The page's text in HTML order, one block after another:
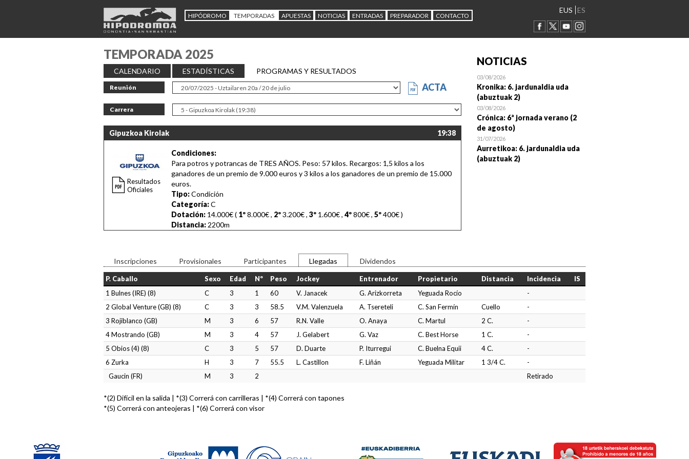
HIPÓDROMO TEMPORADAS APUESTAS NOTICIAS ENTRADAS PREPARADOR CONTACTO
EUS ES
TEMPORADA 2025
CALENDARIO ESTADÍSTICAS PROGRAMAS Y RESULTADOS
Reunión ACTA
Carrera
Gipuzkoa Kirolak 19:38
Resultados
Oficiales
Condiciones:
Para potros y potrancas de TRES AÑOS. Peso: 57 kilos. Recargos: 1,5 kilos a los
ganadores de un premio de 9.000 euros y 3 kilos a los ganadores de un premio de 15.000
euros.
Tipo:Condición
Categoría:C
Dotación: 14.000€ ( 1º8.000€, 2º3.200€, 3º1.600€, 4º800€, 5º400€)
Distancia: 2200m
NOTICIAS
03/08/2026
Kronika: 6. jardunaldia uda
(abuztuak 2)
03/08/2026
Crónica: 6ª jornada verano (2
de agosto)
31/07/2026
Aurretikoa: 6. jardunaldia uda
(abuztuak 2)
Inscripciones Provisionales Participantes Llegadas Dividendos
P. Caballo Sexo Edad Nº Peso Jockey Entrenador Propietario Distancia Incidencia
IS
1 Bulnes (IRE) (8)
C 3 1 60 V. Janacek G. Arizkorreta Yeguada Rocío
-
2 Global Venture (GB) (8)
C 3 3 58.5 V.M. Valenzuela A. Tsereteli C. San Fermín Cuello
-
3 Rojiblanco (GB)
M 3 6 57 R.N. Valle O. Anaya C. Martul 2 C.
-
4 Mostrando (GB)
M 3 4 57 J. Gelabert G. Vaz C. Best Horse 1 C.
-
5 Obios (4) (8)
C 3 5 57 D. Duarte P. Iturregui C. Buelna Equii 4 C.
-
6 Zurka
H 3 7 55.5 L. Castillon F. Liñán Yeguada Militar 1 3/4 C.
-
Gaucin (FR)
M 3 2 Retirado
*(2) Difícil en la salida | *(3) Correrá con carrilleras | *(4) Correrá con tapones
*(5) Correrá con anteojeras | *(6) Correrá con visor